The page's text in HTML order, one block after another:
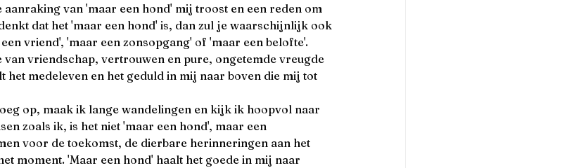
aanraking van 'maar een hond' mij troost en een reden om
dat het 'maar een hond' is, dan zul je waarschijnlijk ook
vriend', 'maar een zonsopgang' of 'maar een belofte'.
van vriendschap, vertrouwen en pure, ongetemde vreugde
het medeleven en het geduld in mij naar boven die mij tot
op, maak ik lange wandelingen en kijk ik hoopvol naar
zoals ik, is het niet 'maar een hond', maar een
voor de toekomst, de dierbare herinneringen aan het
moment. 'Maar een hond' haalt het goede in mij naar